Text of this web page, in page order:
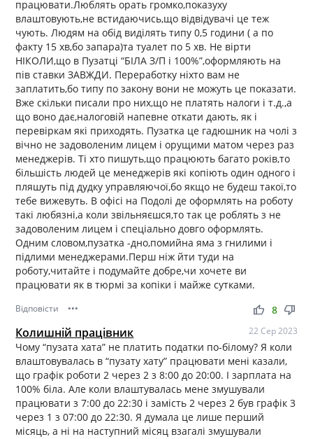
працювати.Люблять орать громко,показуху
влаштовують,не встидаючись,що відвідувачі це теж
чують. Людям на обід виділять типу 0,5 години ( а по
факту 15 хв,бо запара)та туалет по 5 хв. Не вірти
НІКОЛИ,що в Пузатці “БІЛА З/П і 100%”,оформляють на
пів ставки ЗАВЖДИ. Переработку ніхто вам не
заплатить,бо типу по закону вони не можуть це показати.
Вже скільки писали про них,що не платять налоги і т.д.,а
що воно дає,налоговій напевне откати дають, як і
перевіркам які приходять. Пузатка це гадюшник на чолі з
вічно не задоволеним лицем і орущими матом через раз
менеджерів. Ті хто пишуть,що працюють багато років,то
більшість людей це менеджерів які копіють один одного і
пляшуть під дудку управляючої,бо якщо не будеш такої,то
тебе вижевуть. В офісі на Подолі де оформлять на роботу
такі любязні,а коли звільняєшся,то так це роблять з не
задоволеним лицем і спеціально довго оформлять.
Одним словом,пузатка -дно,помийна яма з гнилими і
підлими менеджерами.Перш ніж йти туди на
роботу,читайте і подумайте добре,чи хочете ви
працювати як в тюрмі за копіки і майже сутками.
Відповісти ••• thumb_up thumb_down
8
Колишній працівник 22 Сер 2023
Чому “пузата хата” не платить податки по-білому? Я коли
влаштовувалась в “пузату хату” працювати мені казали,
що графік роботи 2 через 2 з 8:00 до 20:00. І зарплата на
100% біла. Але коли влаштувалась мене змушували
працювати з 7:00 до 22:30 і замість 2 через 2 був графік 3
через 1 з 07:00 до 22:30. Я думала це лише перший
місяць, а ні на наступний місяц взагалі змушували